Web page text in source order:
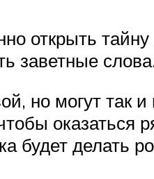
открыть
заветные
но могут так
оказаться
будет делать